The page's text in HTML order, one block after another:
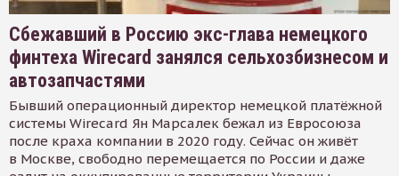
Сбежавший в Россию экс-глава немецкого
финтеха Wirecard занялся сельхозбизнесом и
автозапчастями
Бывший операционный директор немецкой платёжной
системы Wirecard Ян Марсалек бежал из Евросоюза
после краха компании в 2020 году. Сейчас он живёт
в Москве, свободно перемещается по России и даже